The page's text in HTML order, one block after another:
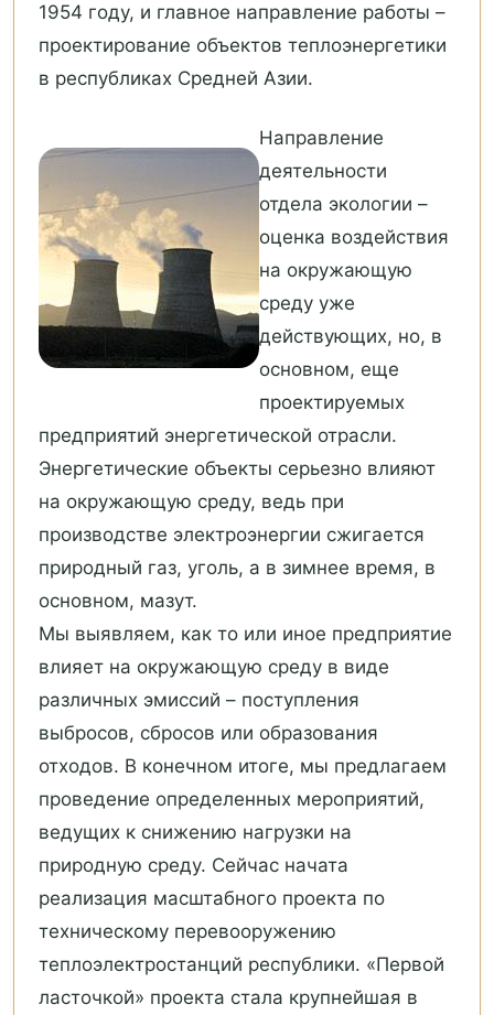
1954 году, и главное направление работы –
проектирование объектов теплоэнергетики
в республиках Средней Азии.
Направление
деятельности
отдела экологии –
оценка воздействия
на окружающую
среду уже
действующих, но, в
основном, еще
проектируемых
предприятий энергетической отрасли.
Энергетические объекты серьезно влияют
на окружающую среду, ведь при
производстве электроэнергии сжигается
природный газ, уголь, а в зимнее время, в
основном, мазут.
Мы выявляем, как то или иное предприятие
влияет на окружающую среду в виде
различных эмиссий – поступления
выбросов, сбросов или образования
отходов. В конечном итоге, мы предлагаем
проведение определенных мероприятий,
ведущих к снижению нагрузки на
природную среду. Сейчас начата
реализация масштабного проекта по
техническому перевооружению
теплоэлектростанций республики. «Первой
ласточкой» проекта стала крупнейшая в